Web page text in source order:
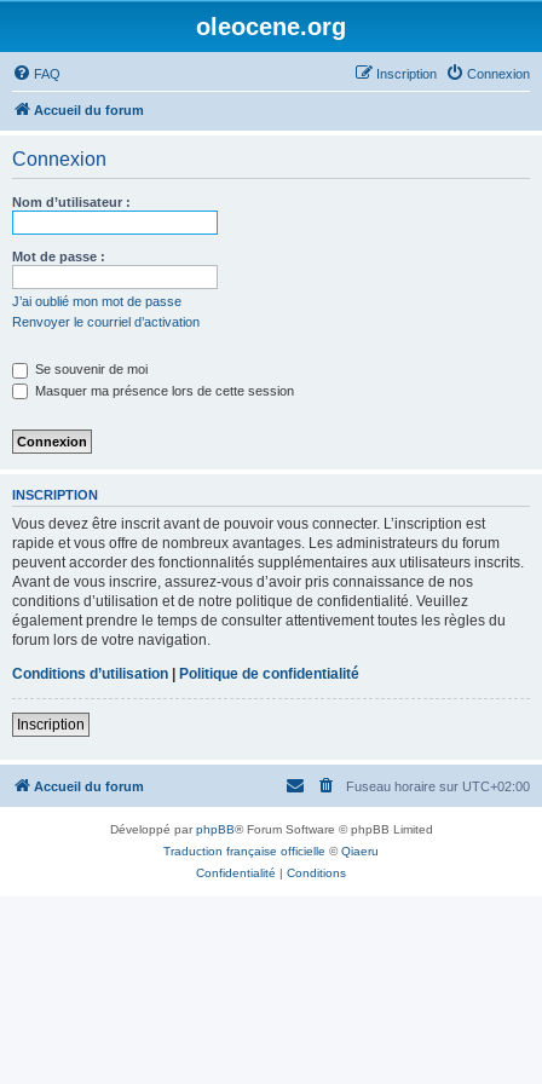
oleocene.org
FAQ Connexion
Inscription
Accueil du forum
Connexion
Nom d’utilisateur :
Mot de passe :
J’ai oublié mon mot de passe
Renvoyer le courriel d’activation
Se souvenir de moi
Masquer ma présence lors de cette session
INSCRIPTION
Vous devez être inscrit avant de pouvoir vous connecter. L’inscription est
rapide et vous offre de nombreux avantages. Les administrateurs du forum
peuvent accorder des fonctionnalités supplémentaires aux utilisateurs inscrits.
Avant de vous inscrire, assurez-vous d’avoir pris connaissance de nos
conditions d’utilisation et de notre politique de confidentialité. Veuillez
également prendre le temps de consulter attentivement toutes les règles du
forum lors de votre navigation.
Conditions d’utilisation | Politique de confidentialité
Inscription
Accueil du forum Fuseau horaire sur UTC+02:00
Développé parphpBB® Forum Software © phpBB Limited
Traduction française officielle ©Qiaeru
Confidentialité | Conditions